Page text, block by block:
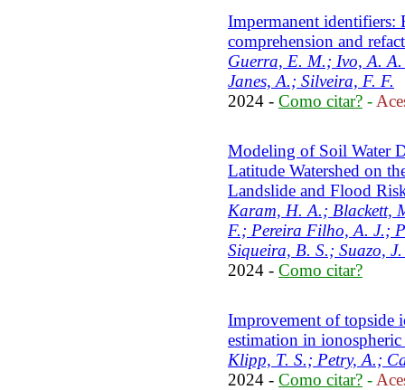
Impermanent identifiers:
comprehension and
Guerra, E. M.; Ivo, A.
Janes, A.; Silveira, F. F.
2024 - Como citar? -
Modeling of Soil Water
Latitude Watershed on
Landslide and Flood
Karam, H. A.; Blackett,
F.; Pereira Filho, A. J.;
Siqueira, B. S.; Suazo,
2024 - Como citar?
Improvement of topside
estimation in
Klipp, T. S.; Petry, A.;
2024 - Como citar? -